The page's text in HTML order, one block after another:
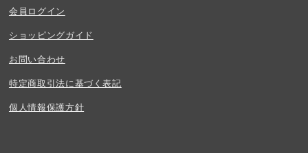
会員ログイン
ショッピングガイド
お問い合わせ
特定商取引法に基づく表記
個人情報保護方針